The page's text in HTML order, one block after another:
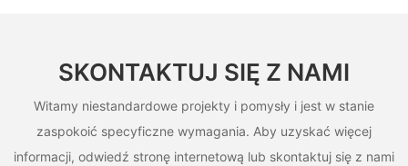
SKONTAKTUJ SIĘ Z NAMI
Witamy niestandardowe projekty i pomysły i jest w stanie
zaspokoić specyficzne wymagania. Aby uzyskać więcej
informacji, odwiedź stronę internetową lub skontaktuj się z nami